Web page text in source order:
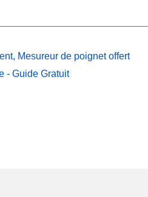
41 mm, Watch, Watch GT 5 41
ce bracelet pour montre
diversifiée idéal en toutes
Mesureur de poignet offert
- Guide Gratuit